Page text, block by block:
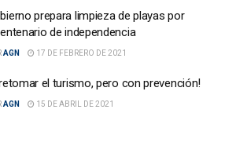
prepara limpieza de playas por
de independencia
AGN 17 DE FEBRERO DE 2021
el turismo, pero con prevención!
AGN 15 DE ABRIL DE 2021